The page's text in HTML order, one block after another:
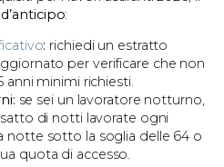
:
: richiedi un estratto
per verificare che non
anni minimi richiesti.
se sei un lavoratore notturno,
di notti lavorate ogni
notte sotto la soglia delle 64 o
quota di accesso.